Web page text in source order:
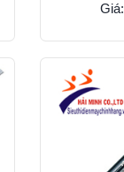
Giá: